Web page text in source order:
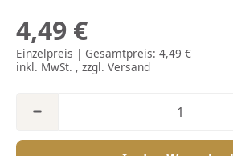
4,49 €
Einzelpreis | Gesamtpreis: 4,49 €
inkl. MwSt. , zzgl. Versand